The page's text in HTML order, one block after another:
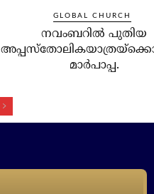
GLOBAL CHURCH
നവംബറില്‍ പുതിയ
മാര്‍പാപ്പ.